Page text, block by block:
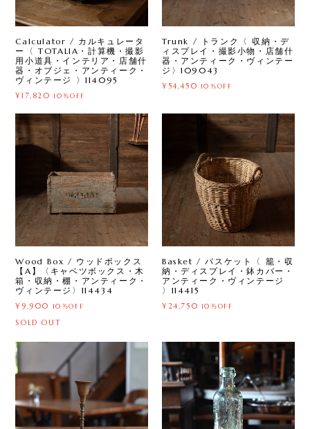
Calculator / カルキュレータ
ー〈 TOTALIA・計算機・撮影
用小道具・インテリア・店舗什
器・オブジェ・アンティーク・
ヴィンテージ 〉114095
¥17,820 10%OFF
Trunk / トランク〈 収納・デ
ィスプレイ・撮影小物・店舗什
器・アンティーク・ヴィンテー
ジ〉109043
¥54,450 10%OFF
Wood Box / ウッドボックス
【A】〈キャベツボックス・木
箱・収納・棚・アンティーク・
ヴィンテージ〉114434
¥9,900 10%OFF
SOLD OUT
Basket / バスケット〈 籠・収
納・ディスプレイ・鉢カバー・
アンティーク・ヴィンテージ
〉114415
¥24,750 10%OFF